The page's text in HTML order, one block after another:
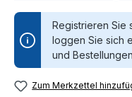
Registrieren Sie
loggen Sie sich
und
Zum Merkzettel